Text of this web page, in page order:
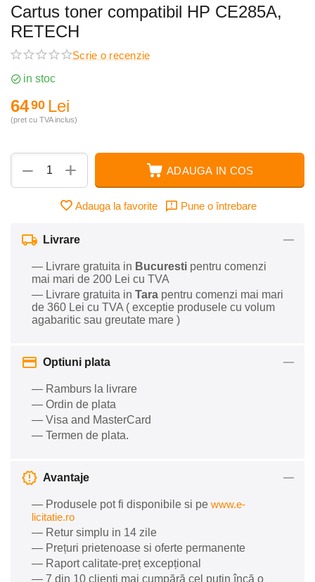
Cartus toner compatibil HP CE285A,
RETECH
Scrie o recenzie
in stoc
6490 Lei
(pret cu TVA inclus)
+
− ADAUGA IN COS
Adauga la favorite Pune o întrebare
Livrare
— Livrare gratuita in Bucuresti pentru comenzi
mai mari de 200 Lei cu TVA
— Livrare gratuita in Tara pentru comenzi mai mari
de 360 Lei cu TVA ( exceptie produsele cu volum
agabaritic sau greutate mare )
Optiuni plata
— Ramburs la livrare
— Ordin de plata
— Visa and MasterCard
— Termen de plata.
Avantaje
— Produsele pot fi disponibile si pe www.e-
licitatie.ro
— Retur simplu in 14 zile
— Prețuri prietenoase si oferte permanente
— Raport calitate-preț excepțional
— 7 din 10 clienți mai cumpără cel puțin încă o